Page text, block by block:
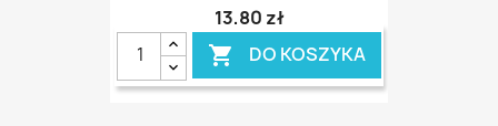
13,80 zł
 DO KOSZYKA